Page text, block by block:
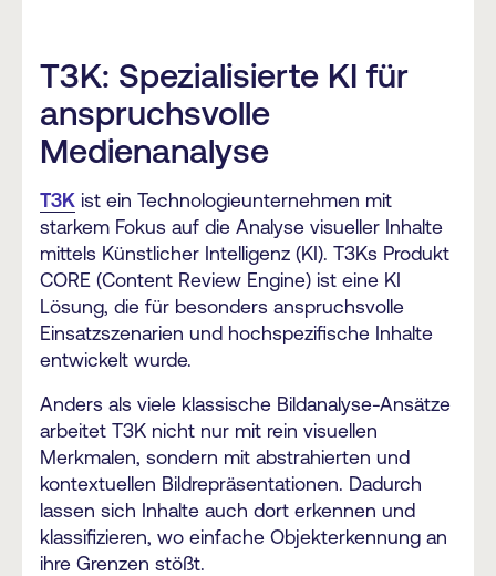
T3K: Spezialisierte KI für
anspruchsvolle
Medienanalyse
T3K ist ein Technologieunternehmen mit
starkem Fokus auf die Analyse visueller Inhalte
mittels Künstlicher Intelligenz (KI). T3Ks Produkt
CORE (Content Review Engine) ist eine KI
Lösung, die für besonders anspruchsvolle
Einsatzszenarien und hochspezifische Inhalte
entwickelt wurde.
Anders als viele klassische Bildanalyse-Ansätze
arbeitet T3K nicht nur mit rein visuellen
Merkmalen, sondern mit abstrahierten und
kontextuellen Bildrepräsentationen. Dadurch
lassen sich Inhalte auch dort erkennen und
klassifizieren, wo einfache Objekterkennung an
ihre Grenzen stößt.